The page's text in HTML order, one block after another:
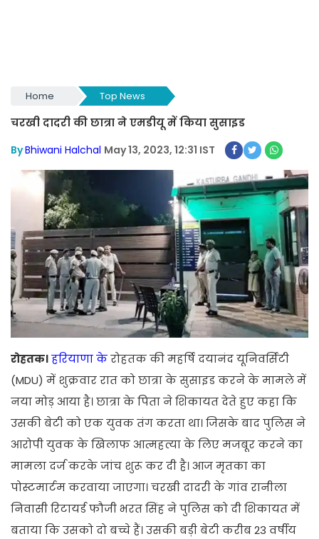
Home Top News
चरखी दादरी की छात्रा ने एमडीयू में किया सुसाइड
ByBhiwani Halchal May 13, 2023, 12:31 IST
रोहतक।हरियाणा केरोहतक की महर्षि दयानंद यूनिवर्सिटी
(MDU) में शुक्रवार रात को छात्रा के सुसाइड करने के मामले में
नया मोड़ आया है। छात्रा के पिता ने शिकायत देते हुए कहा कि
उसकी बेटी को एक युवक तंग करता था। जिसके बाद पुलिस ने
आरोपी युवक के खिलाफ आत्महत्या के लिए मजबूर करने का
मामला दर्ज करके जांच शुरू कर दी है। आज मृतका का
पोस्टमार्टम करवाया जाएगा। चरखी दादरी के गांव रानीला
निवासी रिटायर्ड फौजी भरत सिंह ने पुलिस को दी शिकायत में
बताया कि उसको दो बच्चे हैं। उसकी बड़ी बेटी करीब 23 वर्षीय